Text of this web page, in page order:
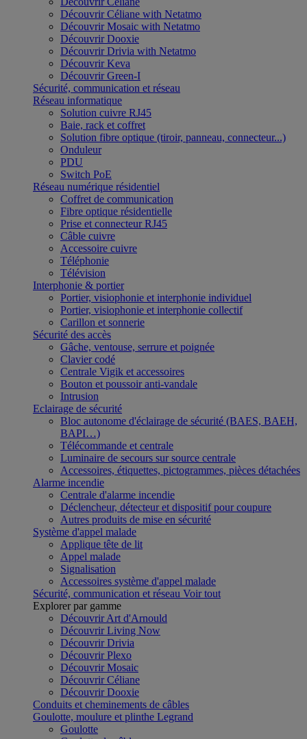
Découvrir Céliane with Netatmo
Découvrir Mosaic with Netatmo
Découvrir Dooxie
Découvrir Drivia with Netatmo
Découvrir Keva
Découvrir Green-I
Sécurité, communication et réseau
Réseau informatique
Solution cuivre RJ45
Baie, rack et coffret
Solution fibre optique (tiroir, panneau, connecteur...)
Onduleur
PDU
Switch PoE
Réseau numérique résidentiel
Coffret de communication
Fibre optique résidentielle
Prise et connecteur RJ45
Câble cuivre
Accessoire cuivre
Téléphonie
Télévision
Interphonie & portier
Portier, visiophonie et interphonie individuel
Portier, visiophonie et interphonie collectif
Carillon et sonnerie
Sécurité des accès
Gâche, ventouse, serrure et poignée
Clavier codé
Centrale Vigik et accessoires
Bouton et poussoir anti-vandale
Intrusion
Eclairage de sécurité
Bloc autonome d'éclairage de sécurité (BAES, BAEH,
BAPI…)
Télécommande et centrale
Luminaire de secours sur source centrale
Accessoires, étiquettes, pictogrammes, pièces détachées
Alarme incendie
Centrale d'alarme incendie
Déclencheur, détecteur et dispositif pour coupure
Autres produits de mise en sécurité
Système d'appel malade
Applique tête de lit
Appel malade
Signalisation
Accessoires système d'appel malade
Sécurité, communication et réseau Voir tout
Explorer par gamme
Découvrir Art d'Arnould
Découvrir Living Now
Découvrir Drivia
Découvrir Plexo
Découvrir Mosaic
Découvrir Céliane
Découvrir Dooxie
Conduits et cheminements de câbles
Goulotte, moulure et plinthe Legrand
Goulotte